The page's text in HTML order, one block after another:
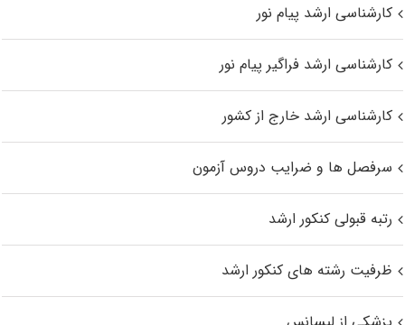
کارشناسی ارشد پیام نور
کارشناسی ارشد فراگیر پیام نور
کارشناسی ارشد خارج از کشور
سرفصل ها و ضرایب دروس آزمون
رتبه قبولی کنکور ارشد
ظرفیت رشته های کنکور ارشد